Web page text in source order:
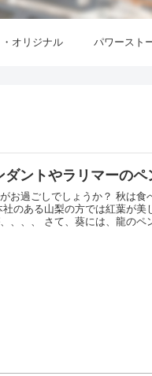
オリジナル パワースト
ダントやラリマーのペ
お過ごしでしょうか？ 秋は
社のある山梨の方では紅葉が
、、、 さて、葵には、龍のペ